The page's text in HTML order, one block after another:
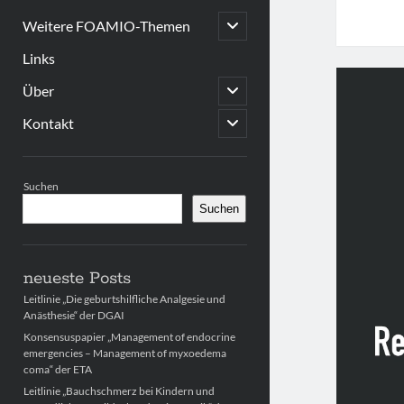
Weitere FOAMIO-Themen
open
child
Links
Über
open
child
menu
Kontakt
open
child
Suchen
Suchen
neueste Posts
Leitlinie „Die geburtshilfliche Analgesie und
Anästhesie“ der DGAI
Konsensuspapier „Management of endocrine
emergencies – Management of myxoedema
coma“ der ETA
Leitlinie „Bauchschmerz bei Kindern und